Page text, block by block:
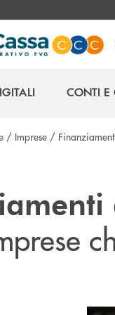
CONTI E
/ Imprese /